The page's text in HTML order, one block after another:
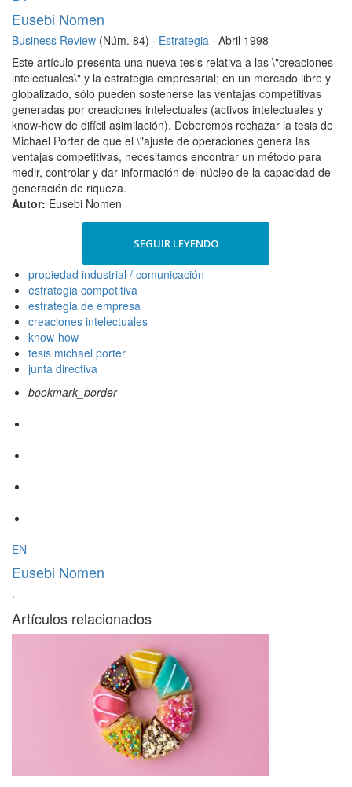
Eusebi Nomen
Business Review (Núm. 84) · Estrategia · Abril 1998
Este artículo presenta una nueva tesis relativa a las \"creaciones
intelectuales\" y la estrategia empresarial; en un mercado libre y
globalizado, sólo pueden sostenerse las ventajas competitivas
generadas por creaciones intelectuales (activos intelectuales y
know-how de difícil asimilación). Deberemos rechazar la tesis de
Michael Porter de que el \"ajuste de operaciones genera las
ventajas competitivas, necesitamos encontrar un método para
medir, controlar y dar información del núcleo de la capacidad de
generación de riqueza.
Autor: Eusebi Nomen
SEGUIR LEYENDO
propiedad industrial / comunicación
estrategia competitiva
estrategia de empresa
creaciones intelectuales
know-how
tesis michael porter
junta directiva
bookmark_border
EN
Eusebi Nomen
·
Artículos relacionados